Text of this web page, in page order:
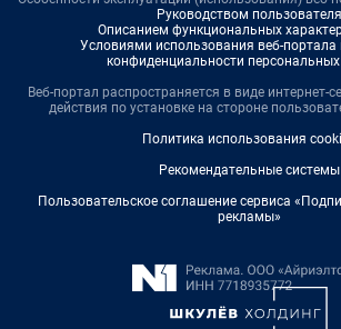
Руководством пользователя
Описанием функциональных
Условиями использования веб-портала
конфиденциальности
Веб-портал распространяется в виде интернет-
действия по установке на стороне
Политика использования
Рекомендательные системы
Пользовательское соглашение сервиса
рекламы»